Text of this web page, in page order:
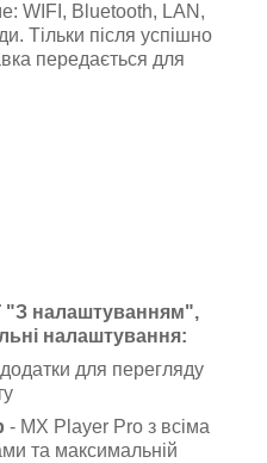
WIFI, Bluetooth, LAN,
Тільки після успішно
передається для
"З налаштуванням",
налаштування:
для перегляду
- MX Player Pro з всіма
та максимальній